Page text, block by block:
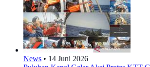
News • 14 Juni 2026